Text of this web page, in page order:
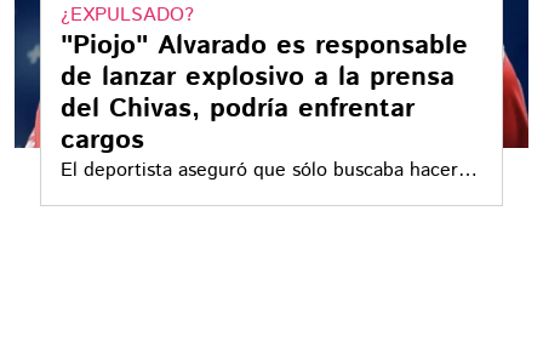
¿EXPULSADO?
"Piojo" Alvarado es responsable
de lanzar explosivo a la prensa
del Chivas, podría enfrentar
cargos
El deportista aseguró que sólo buscaba hacer
una broma a sus compañeros